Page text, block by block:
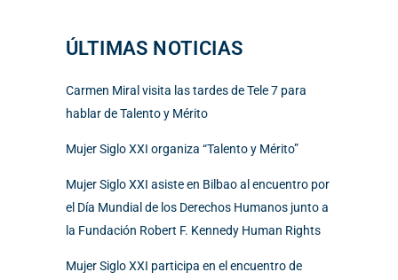
ÚLTIMAS NOTICIAS
Carmen Miral visita las tardes de Tele 7 para
hablar de Talento y Mérito
Mujer Siglo XXI organiza “Talento y Mérito”
Mujer Siglo XXI asiste en Bilbao al encuentro por
el Día Mundial de los Derechos Humanos junto a
la Fundación Robert F. Kennedy Human Rights
Mujer Siglo XXI participa en el encuentro de